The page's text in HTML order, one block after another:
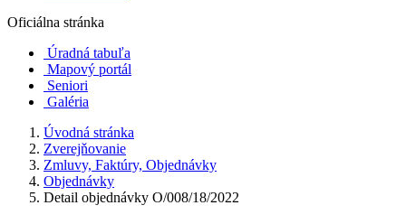
Oficiálna stránka
Úradná tabuľa
Mapový portál
Seniori
Galéria
Úvodná stránka
Zverejňovanie
Zmluvy, Faktúry, Objednávky
Objednávky
Detail objednávky O/008/18/2022